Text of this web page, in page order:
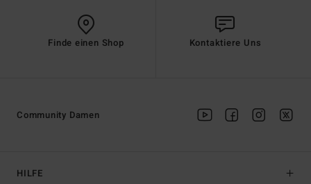
Finde einen Shop Kontaktiere Uns
HILFE
Community Damen